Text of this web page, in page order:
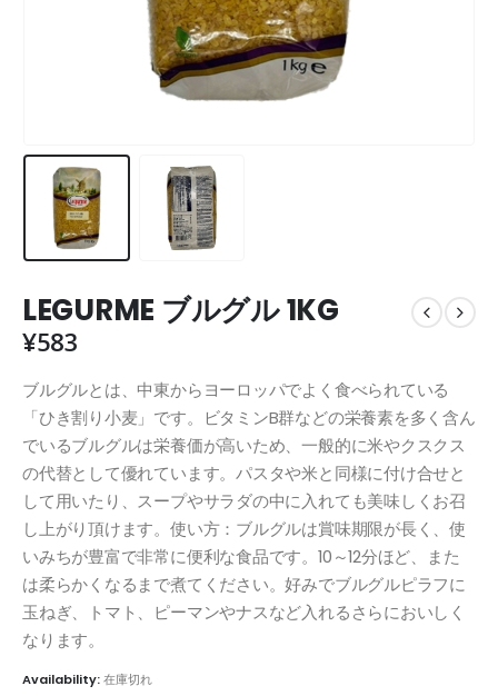
LEGURME ブルグル 1KG
¥583
ブルグルとは、中東からヨーロッパでよく食べられている
「ひき割り小麦」です。ビタミンB群などの栄養素を多く含ん
でいるブルグルは栄養価が高いため、一般的に米やクスクス
の代替として優れています。パスタや米と同様に付け合せと
して用いたり、スープやサラダの中に入れても美味しくお召
し上がり頂けます。使い方：ブルグルは賞味期限が長く、使
いみちが豊富で非常に便利な食品です。10～12分ほど、また
は柔らかくなるまで煮てください。好みでブルグルピラフに
玉ねぎ、トマト、ピーマンやナスなど入れるさらにおいしく
なります。
Availability:在庫切れ